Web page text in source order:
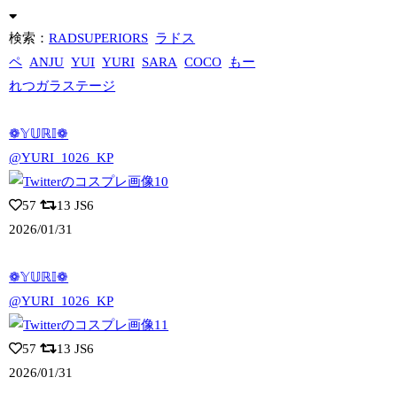
検索：RADSUPERIORS ラドス
ペ ANJU YUI YURI SARA COCO
もー
れつガラステージ
❁𝕐𝕌ℝ𝕀❁
@YURI_1026_KP
57 13 JS6
2026/01/31
❁𝕐𝕌ℝ𝕀❁
@YURI_1026_KP
57 13 JS6
2026/01/31